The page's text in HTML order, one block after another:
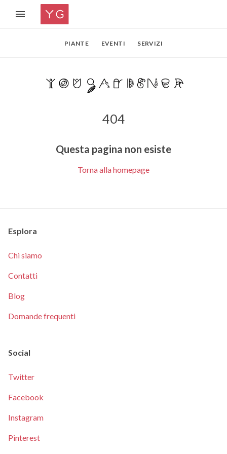
PIANTE EVENTI SERVIZI
404
Questa pagina non esiste
Torna alla homepage
Esplora
Chi siamo
Contatti
Blog
Domande frequenti
Social
Twitter
Facebook
Instagram
Pinterest